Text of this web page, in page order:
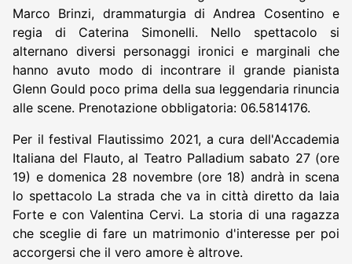
Marco Brinzi, drammaturgia di Andrea Cosentino e
regia di Caterina Simonelli. Nello spettacolo si
alternano diversi personaggi ironici e marginali che
hanno avuto modo di incontrare il grande pianista
Glenn Gould poco prima della sua leggendaria rinuncia
alle scene. Prenotazione obbligatoria: 06.5814176.
Per il festival Flautissimo 2021, a cura dell'Accademia
Italiana del Flauto, al Teatro Palladium sabato 27 (ore
19) e domenica 28 novembre (ore 18) andrà in scena
lo spettacolo La strada che va in città diretto da Iaia
Forte e con Valentina Cervi. La storia di una ragazza
che sceglie di fare un matrimonio d'interesse per poi
accorgersi che il vero amore è altrove.